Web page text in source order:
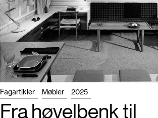
Fagartikler Møbler 2025
Fra høvelbenk til